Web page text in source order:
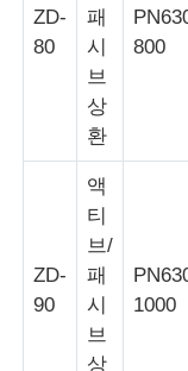
이중 트위스트
기갑 기계
포장기
싱글 트위스트
케이블링 머신
ZD-
80
패
시
브
상
환
800
ZD-
90
액
티
브/
패
시
브
상
1000